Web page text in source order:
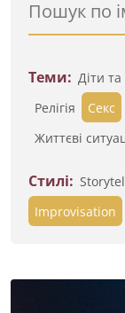
Теми: Діти та
Релігія
Секс
Життєві
Стилі:
Improvisation